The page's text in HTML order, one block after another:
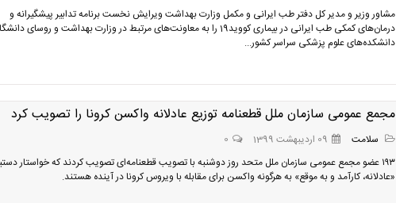
مشاور وزیر و مدیر کل دفتر طب ایرانی و مکمل وزارت بهداشت ویرایش نخست برنامه تدابیر پیشگیرانه و
درمان‌های کمکی طب ایرانی در بیماری کووید19 را به معاونت‌های مرتبط در وزارت بهداشت و روسای
دانشکده‌های علوم پزشکی سراسر کشور...
مجمع عمومی سازمان ملل قطعنامه توزیع عادلانه واکسن کرونا را تصویب کرد
سلامت 09 اردیبهشت 1399
0
۱۹۳ عضو مجمع عمومی سازمان ملل متحد روز دوشنبه با تصویب قطعنامه‌ای تصویب کردند که خواستار
«عادلانه، کارآمد و به موقع» به هرگونه واکسن برای مقابله با ویروس کرونا در آینده هستند.